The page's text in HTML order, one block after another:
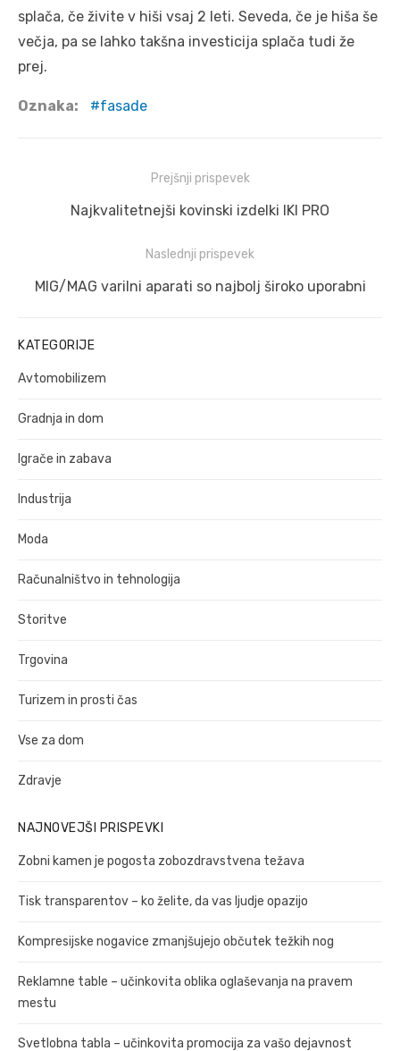
splača, če živite v hiši vsaj 2 leti. Seveda, če je hiša še
večja, pa se lahko takšna investicija splača tudi že
prej.
Oznaka: fasade
prispevka
Prejšnji prispevek
Prejšnji
Najkvalitetnejši kovinski izdelki IKI PRO
Naslednji prispevek
Naslednji
MIG/MAG varilni aparati so najbolj široko uporabni
KATEGORIJE
Avtomobilizem
Gradnja in dom
Igrače in zabava
Industrija
Moda
Računalništvo in tehnologija
Storitve
Trgovina
Turizem in prosti čas
Vse za dom
Zdravje
NAJNOVEJŠI PRISPEVKI
Zobni kamen je pogosta zobozdravstvena težava
Tisk transparentov – ko želite, da vas ljudje opazijo
Kompresijske nogavice zmanjšujejo občutek težkih nog
Reklamne table – učinkovita oblika oglaševanja na pravem
mestu
Svetlobna tabla – učinkovita promocija za vašo dejavnost